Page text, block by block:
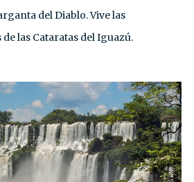
del Diablo. Vive las
las Cataratas del Iguazú.